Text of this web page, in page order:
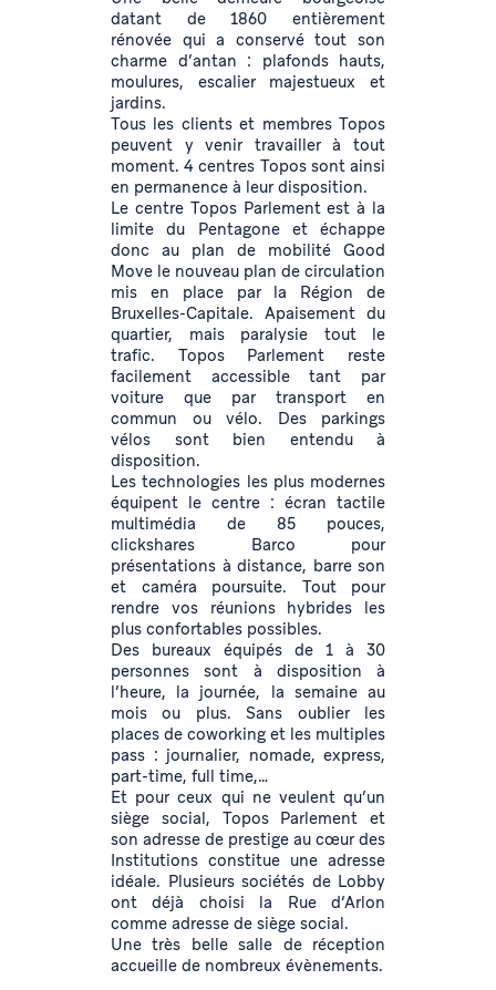
datant de 1860 entièrement
rénovée qui a conservé tout son
charme d’antan : plafonds hauts,
moulures, escalier majestueux et
jardins.
Tous les clients et membres Topos
peuvent y venir travailler à tout
moment. 4 centres Topos sont ainsi
en permanence à leur disposition.
Le centre Topos Parlement est à la
limite du Pentagone et échappe
donc au plan de mobilité Good
Move le nouveau plan de circulation
mis en place par la Région de
Bruxelles-Capitale. Apaisement du
quartier, mais paralysie tout le
trafic. Topos Parlement reste
facilement accessible tant par
voiture que par transport en
commun ou vélo. Des parkings
vélos sont bien entendu à
disposition.
Les technologies les plus modernes
équipent le centre : écran tactile
multimédia de 85 pouces,
clickshares Barco pour
présentations à distance, barre son
et caméra poursuite. Tout pour
rendre vos réunions hybrides les
plus confortables possibles.
Des bureaux équipés de 1 à 30
personnes sont à disposition à
l’heure, la journée, la semaine au
mois ou plus. Sans oublier les
places de coworking et les multiples
pass : journalier, nomade, express,
part-time, full time,…
Et pour ceux qui ne veulent qu’un
siège social, Topos Parlement et
son adresse de prestige au cœur des
Institutions constitue une adresse
idéale. Plusieurs sociétés de Lobby
ont déjà choisi la Rue d‘Arlon
comme adresse de siège social.
Une très belle salle de réception
accueille de nombreux évènements.